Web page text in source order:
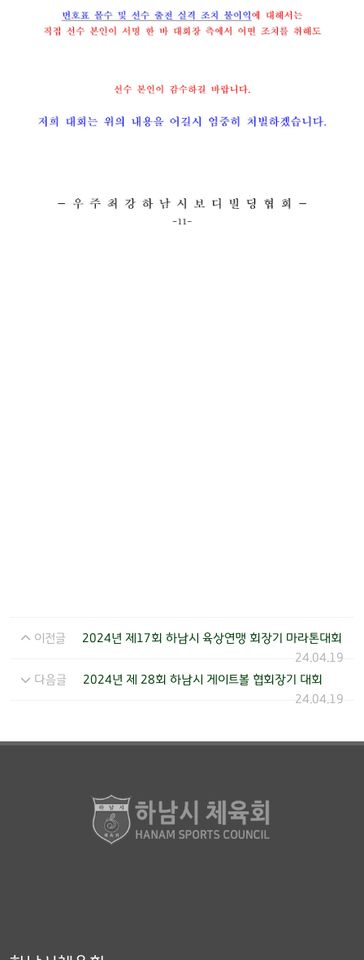
이전글
2024년 제17회 하남시 육상연맹 회장기 마라톤대회
24.04.19
다음글
2024년 제 28회 하남시 게이트볼 협회장기 대회
24.04.19